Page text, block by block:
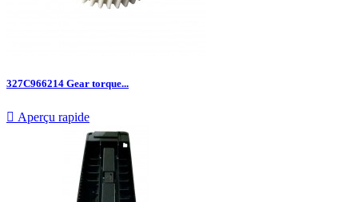
327C966214 Gear torque...
 Aperçu rapide